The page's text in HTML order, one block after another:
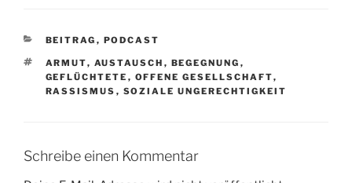
KATEGORIEN
BEITRAG , PODCAST
SCHLAGWÖRTER
ARMUT, AUSTAUSCH , BEGEGNUNG ,
GEFLÜCHTETE , OFFENE GESELLSCHAFT,
RASSISMUS , SOZIALE UNGERECHTIGKEIT
Schreibe einen Kommentar